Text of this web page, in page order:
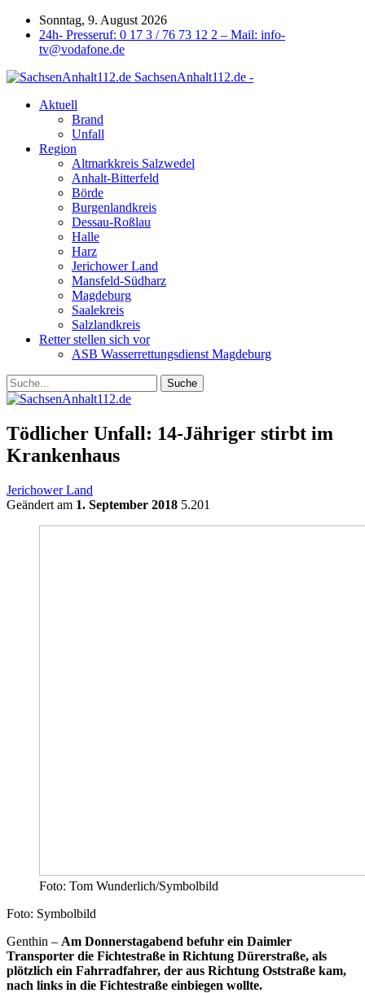
Sonntag, 9. August 2026
24h- Presseruf: 0 17 3 / 76 73 12 2 – Mail: info-
tv@vodafone.de
SachsenAnhalt112.de -
Aktuell
Brand
Unfall
Region
Altmarkkreis Salzwedel
Anhalt-Bitterfeld
Börde
Burgenlandkreis
Dessau-Roßlau
Halle
Harz
Jerichower Land
Mansfeld-Südharz
Magdeburg
Saalekreis
Salzlandkreis
Retter stellen sich vor
ASB Wasserrettungsdienst Magdeburg
Tödlicher Unfall: 14-Jähriger stirbt im
Krankenhaus
Jerichower Land
Geändert am 1. September 2018 5.201
Foto: Tom Wunderlich/Symbolbild
Foto: Symbolbild
Genthin – Am Donnerstagabend befuhr ein Daimler
Transporter die Fichtestraße in Richtung Dürerstraße, als
plötzlich ein Fahrradfahrer, der aus Richtung Oststraße kam,
nach links in die Fichtestraße einbiegen wollte.